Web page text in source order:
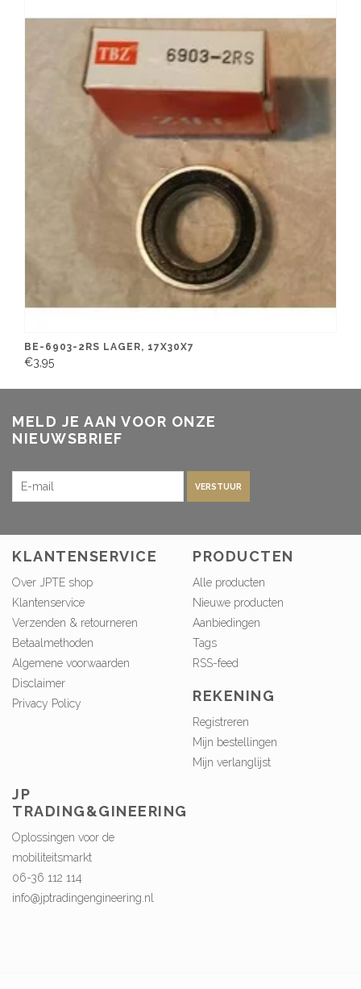
BE-6903-2RS LAGER, 17X30X7
€3,95
MELD JE AAN VOOR ONZE
NIEUWSBRIEF
VERSTUUR
KLANTENSERVICE
Over JPTE shop
Klantenservice
Verzenden & retourneren
Betaalmethoden
Algemene voorwaarden
Disclaimer
Privacy Policy
PRODUCTEN
Alle producten
Nieuwe producten
Aanbiedingen
Tags
RSS-feed
REKENING
Registreren
Mijn bestellingen
Mijn verlanglijst
JP
TRADING&GINEERING
Oplossingen voor de
mobiliteitsmarkt
06-36 112 114
info@jptradingengineering.nl